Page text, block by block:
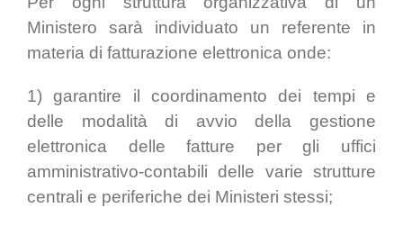
Ministero sarà individuato un referente in
materia di fatturazione elettronica onde:
1) garantire il coordinamento dei tempi e
delle modalità di avvio della gestione
elettronica delle fatture per gli uffici
amministrativo-contabili delle varie strutture
centrali e periferiche dei Ministeri stessi;